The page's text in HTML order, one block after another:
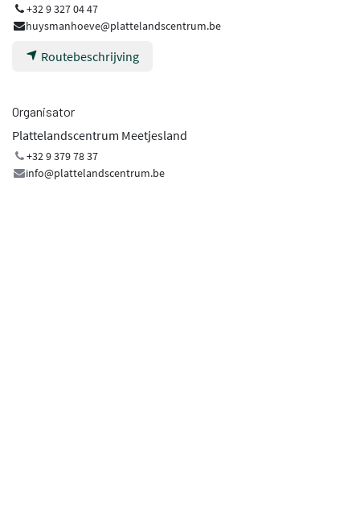
+32 9 327 04 47
huysmanhoeve@plattelandscentrum.be
Routebeschrijving
Organisator
Plattelandscentrum Meetjesland
+32 9 379 78 37
info@plattelandscentrum.be